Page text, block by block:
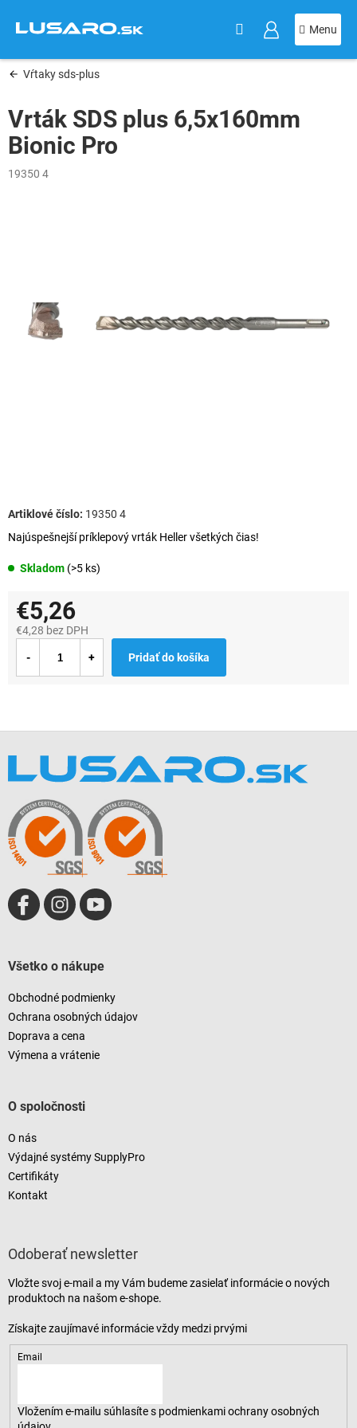
obsah
Vŕtaky sds-plus
Vrták SDS plus 6,5x160mm
Bionic Pro
19350 4
Skladom (>5 ks)
Najúspešnejší príklepový vrták Heller všetkých čias!
19350 4
€5,26
€4,28 bez DPH
cena:
Pridať do košíka
Všetko o nákupe
Obchodné podmienky
Ochrana osobných údajov
Doprava a cena
Výmena a vrátenie
O spoločnosti
O nás
Výdajné systémy SupplyPro
Certifikáty
Kontakt
Odoberať newsletter
Vložte svoj e-mail a my Vám budeme zasielať informácie o nových
produktoch na našom e-shope.
Email
Vložením e-mailu súhlasíte s podmienkami ochrany osobných